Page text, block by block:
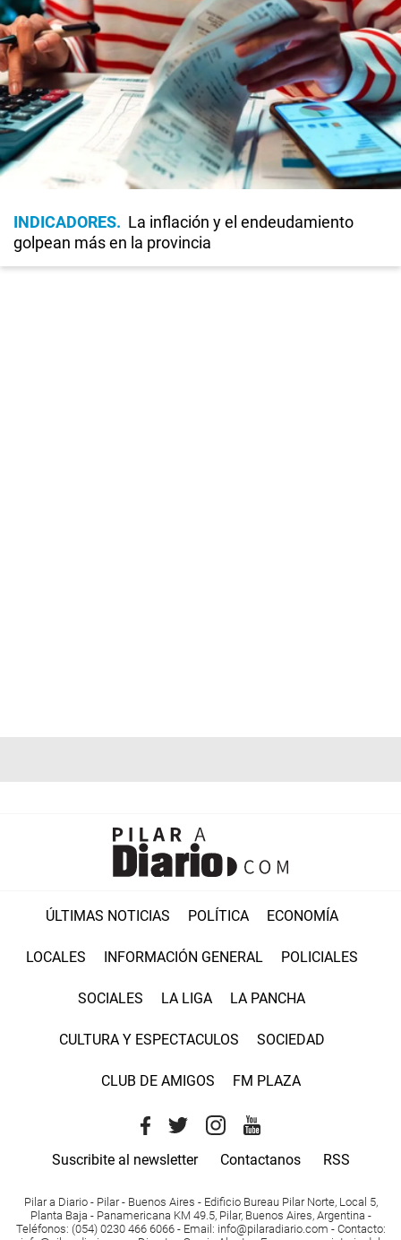
INDICADORES
La inflación y el endeudamiento
golpean más en la provincia
ÚLTIMAS NOTICIAS POLÍTICA ECONOMÍA
LOCALES INFORMACIÓN GENERAL POLICIALES
SOCIALES LA LIGA LA PANCHA
CULTURA Y ESPECTACULOS SOCIEDAD
CLUB DE AMIGOS FM PLAZA
Suscribite al newsletter Contactanos RSS
Pilar a Diario - Pilar - Buenos Aires - Edificio Bureau Pilar Norte, Local 5,
Planta Baja - Panamericana KM 49.5, Pilar, Buenos Aires, Argentina -
Teléfonos: (054) 0230 466 6066 - Email : info@pilaradiario.com - Contacto: